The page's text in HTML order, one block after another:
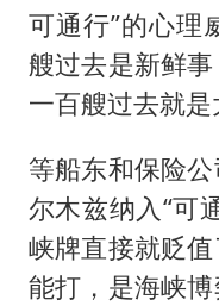
可通行”的心理
艘过去是新鲜
一百艘过去就是
等船东和保险
尔木兹纳入“可
峡牌直接就贬
能打，是海峡